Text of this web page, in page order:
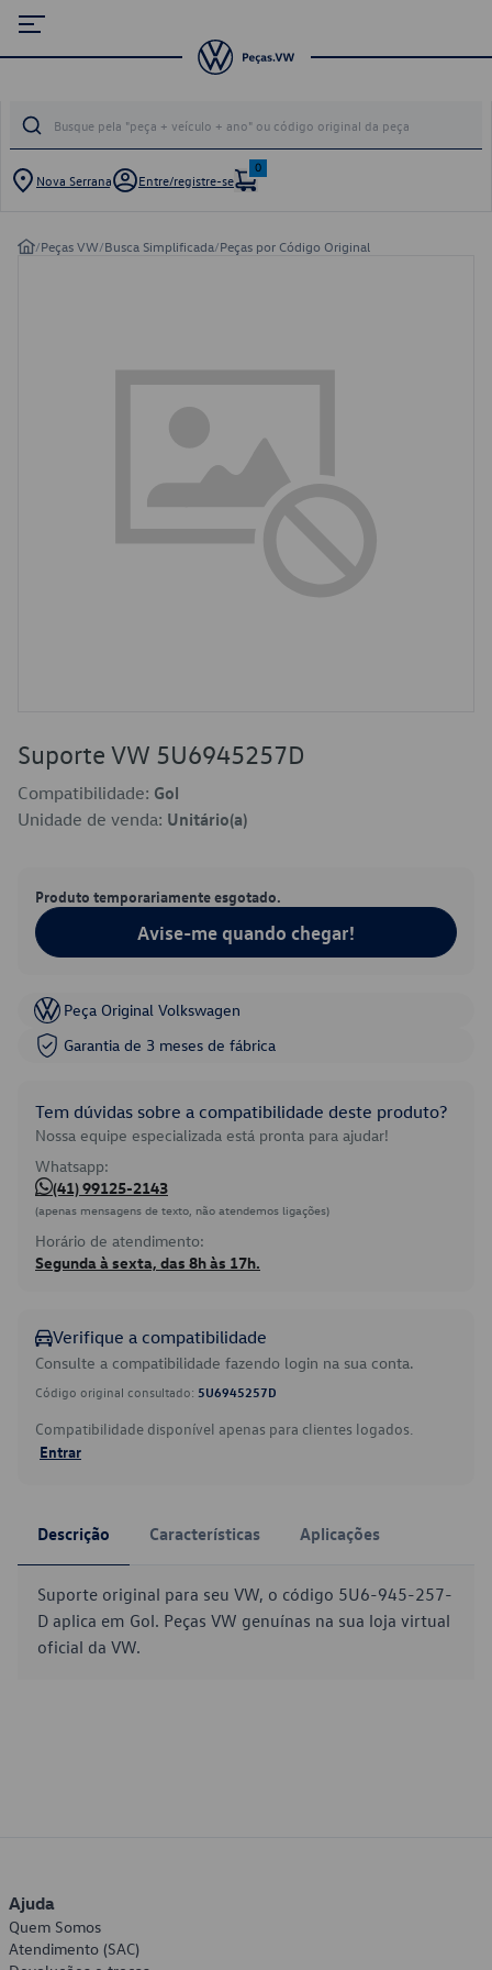
Nova Serrana Entre/registre-se
0
/Peças VW/Busca Simplificada/Peças por Código Original
Suporte VW 5U6945257D
Compatibilidade: Gol
Unidade de venda: Unitário(a)
Produto temporariamente esgotado.
Avise-me quando chegar!
Peça Original Volkswagen
Garantia de 3 meses de fábrica
Tem dúvidas sobre a compatibilidade deste produto?
Nossa equipe especializada está pronta para ajudar!
Whatsapp:
(41) 99125-2143
(apenas mensagens de texto, não atendemos ligações)
Horário de atendimento:
Segunda à sexta, das 8h às 17h.
Verifique a compatibilidade
Consulte a compatibilidade fazendo login na sua conta.
Código original consultado: 5U6945257D
Compatibilidade disponível apenas para clientes logados.
Entrar
Descrição Características Aplicações
Suporte original para seu VW, o código 5U6-945-257-
D aplica em Gol. Peças VW genuínas na sua loja virtual
oficial da VW.
Ajuda
Quem Somos
Atendimento (SAC)